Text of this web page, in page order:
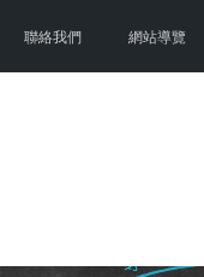
聯絡我們 網站導覽